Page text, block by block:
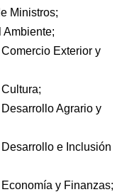
Ministros;
Ambiente;
Exterior y
Agrario y
e Inclusión
y Finanzas;